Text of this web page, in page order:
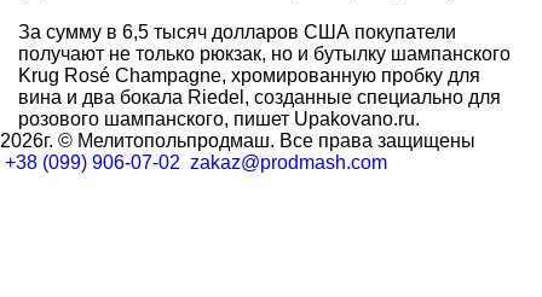
За сумму в 6,5 тысяч долларов США покупатели
получают не только рюкзак, но и бутылку шампанского
Krug Rosé Champagne, хромированную пробку для
вина и два бокала Riedel, созданные специально для
розового шампанского, пишет Upakovano.ru.
2026г. © Мелитопольпродмаш. Все права защищены
+38 (099) 906-07-02 zakaz@prodmash.com